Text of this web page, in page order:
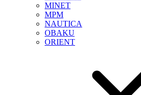
MINET
MPM
NAUTICA
OBAKU
ORIENT